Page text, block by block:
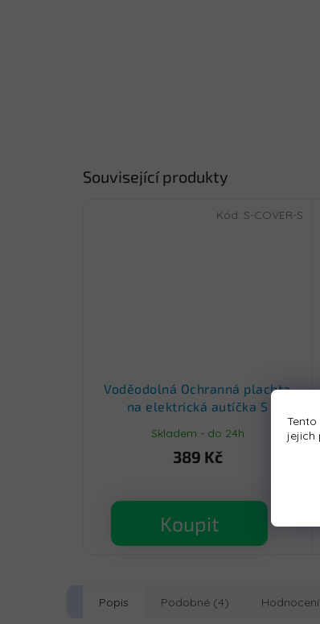
jejich
Související produkty
Voděodolná Ochranná plachta
na elektrická autíčka S
Skladem - do 24h
389 Kč
Koupit
Kód: S-COVER-S
Popis Podobné (4) Hodnocení